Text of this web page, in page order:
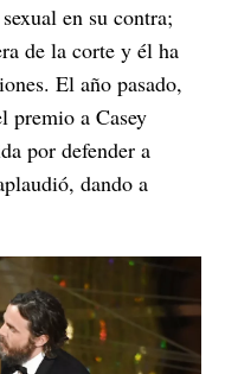
en su contra;
de la corte y él ha
El año pasado,
premio a Casey
por defender a
dando a